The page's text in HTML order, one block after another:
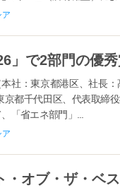
社：東京都港区、社長
京都千代田区、代表取締
「省エネ部門」...